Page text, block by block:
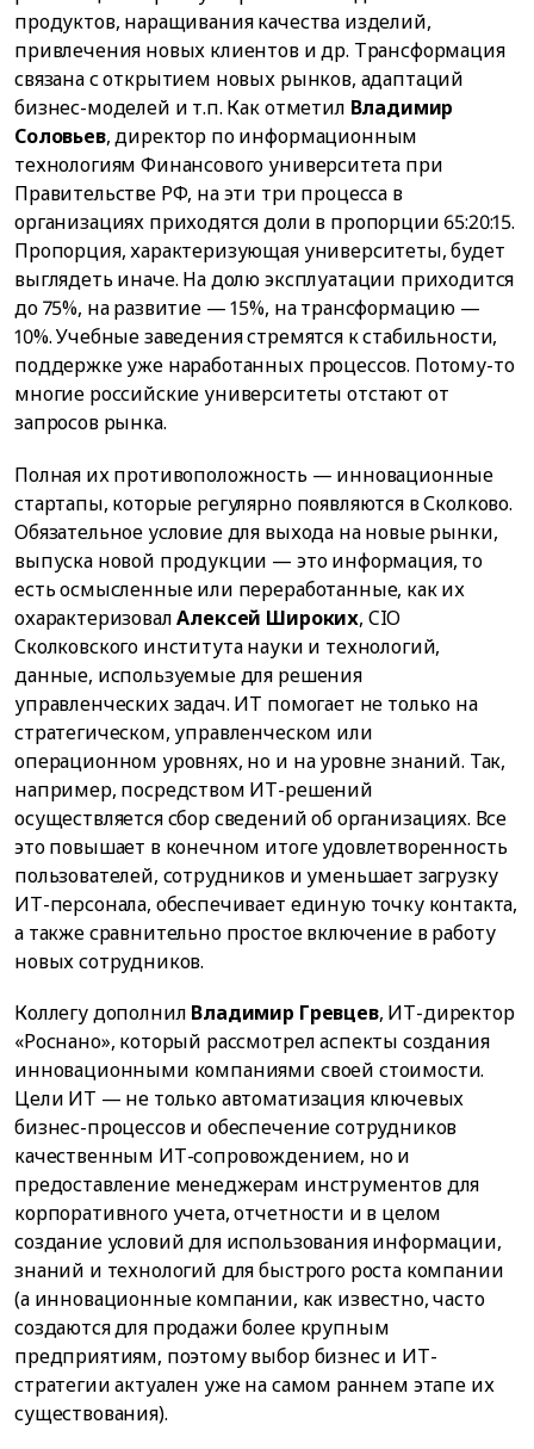
продуктов, наращивания качества изделий,
привлечения новых клиентов и др. Трансформация
связана с открытием новых рынков, адаптаций
бизнес-моделей и т.п. Как отметил Владимир
Соловьев, директор по информационным
технологиям Финансового университета при
Правительстве РФ, на эти три процесса в
организациях приходятся доли в пропорции 65:20:15.
Пропорция, характеризующая университеты, будет
выглядеть иначе. На долю эксплуатации приходится
до 75%, на развитие — 15%, на трансформацию —
10%. Учебные заведения стремятся к стабильности,
поддержке уже наработанных процессов. Потому-то
многие российские университеты отстают от
запросов рынка.
Полная их противоположность — инновационные
стартапы, которые регулярно появляются в Сколково.
Обязательное условие для выхода на новые рынки,
выпуска новой продукции — это информация, то
есть осмысленные или переработанные, как их
охарактеризовалАлексей Широких, CIO
Сколковского института науки и технологий,
данные, используемые для решения
управленческих задач. ИТ помогает не только на
стратегическом, управленческом или
операционном уровнях, но и на уровне знаний. Так,
например, посредством ИТ-решений
осуществляется сбор сведений об организациях. Все
это повышает в конечном итоге удовлетворенность
пользователей, сотрудников и уменьшает загрузку
ИТ-персонала, обеспечивает единую точку контакта,
а также сравнительно простое включение в работу
новых сотрудников.
Коллегу дополнил Владимир Гревцев, ИТ-директор
«Роснано», который рассмотрел аспекты создания
инновационными компаниями своей стоимости.
Цели ИТ — не только автоматизация ключевых
бизнес-процессов и обеспечение сотрудников
качественным ИТ-сопровождением, но и
предоставление менеджерам инструментов для
корпоративного учета, отчетности и в целом
создание условий для использования информации,
знаний и технологий для быстрого роста компании
(а инновационные компании, как известно, часто
создаются для продажи более крупным
предприятиям, поэтому выбор бизнес и ИТ-
стратегии актуален уже на самом раннем этапе их
существования).